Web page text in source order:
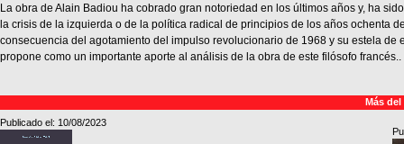
La obra de Alain Badiou ha cobrado gran notoriedad en los últimos años y, ha
la crisis de la izquierda o de la política radical de principios de los años ochenta
consecuencia del agotamiento del impulso revolucionario de 1968 y su estela de
propone como un importante aporte al análisis de la obra de este filósofo francés..
Más del
Publicado el: 10/08/2023